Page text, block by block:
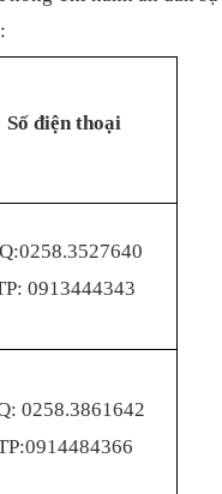
Số điện thoại
0913444343
0258.3861642